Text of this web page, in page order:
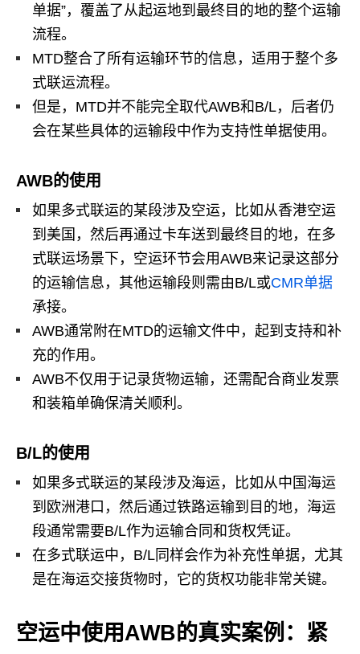
单据”，覆盖了从起运地到最终目的地的整个运输
流程。
MTD整合了所有运输环节的信息，适用于整个多
式联运流程。
但是，MTD并不能完全取代AWB和B/L，后者仍
会在某些具体的运输段中作为支持性单据使用。
AWB的使用
如果多式联运的某段涉及空运，比如从香港空运
到美国，然后再通过卡车送到最终目的地，在多
式联运场景下，空运环节会用AWB来记录这部分
的运输信息，其他运输段则需由B/L或CMR单据
承接。
AWB通常附在MTD的运输文件中，起到支持和补
充的作用。
AWB不仅用于记录货物运输，还需配合商业发票
和装箱单确保清关顺利。
B/L的使用
如果多式联运的某段涉及海运，比如从中国海运
到欧洲港口，然后通过铁路运输到目的地，海运
段通常需要B/L作为运输合同和货权凭证。
在多式联运中，B/L同样会作为补充性单据，尤其
是在海运交接货物时，它的货权功能非常关键。
空运中使用AWB的真实案例：紧